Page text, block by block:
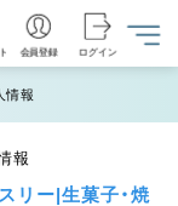
会員登録 ログイン
情報
報
リー|生菓子・焼